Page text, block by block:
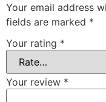
Your email address
fields are marked *
Your rating *
Your review *